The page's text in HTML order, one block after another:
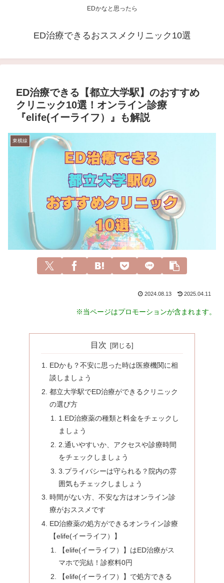
EDかなと思ったら
ED治療できるおススメクリニック10選
ED治療できる【都立大学駅】のおすすめ
クリニック10選！オンライン診療
『elife(イーライフ）』も解説
東横線
2024.08.13 2025.04.11
※当ページはプロモーションが含まれます。
目次
EDかも？不安に思った時は医療機関に相
談しましょう
都立大学駅でED治療ができるクリニック
の選び方
1.ED治療薬の種類と料金をチェックし
ましょう
2.通いやすいか、アクセスや診療時間
をチェックしましょう
3.プライバシーは守られる？院内の雰
囲気もチェックしましょう
時間がない方、不安な方はオンライン診
療がおススメです
ED治療薬の処方ができるオンライン診療
【elife(イーライフ）】
【elife(イーライフ）】はED治療がス
マホで完結！診察料0円
【elife(イーライフ）】で処方できる